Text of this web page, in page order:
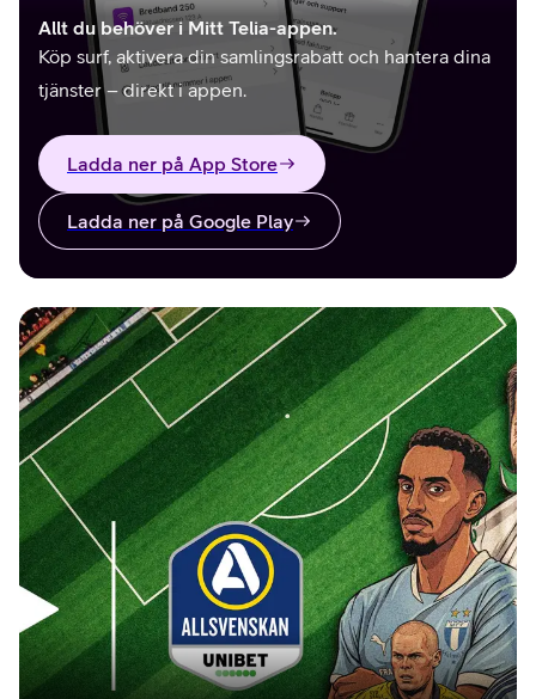
Allt du behöver i Mitt Telia-appen.
Köp surf, aktivera din samlingsrabatt och hantera dina
tjänster – direkt i appen.
Ladda ner på App Store
Ladda ner på Google Play